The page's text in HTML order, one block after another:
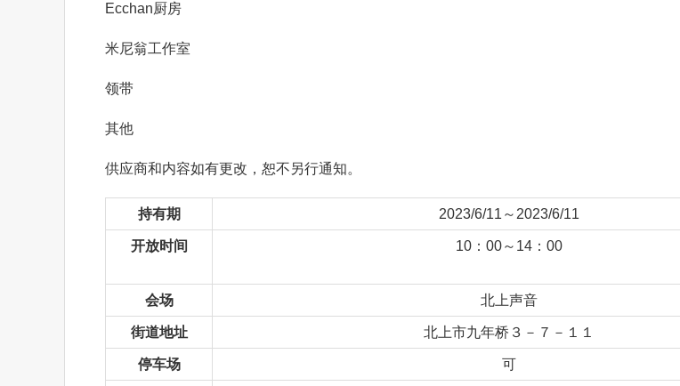
Ecchan厨房
米尼翁工作室
领带
其他
供应商和内容如有更改，恕不另行通知。
持有期 2023/6/11～2023/6/11
开放时间 10：00～14：00
会场 北上声音
街道地址 北上市九年桥３－７－１１
停车场 可